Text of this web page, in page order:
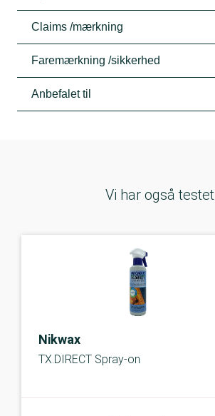
Claims /mærkning
Faremærkning /sikkerhed
Anbefalet til
Vi har også testet
Nikwax
TX.DIRECT Spray-on